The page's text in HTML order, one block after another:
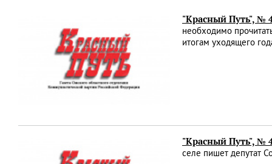
"Красный Путь",
необходимо
итогам уходящего
"Красный Путь", №
селе пишет депутат